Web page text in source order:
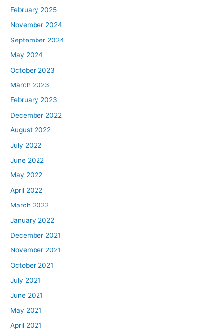
February 2025
November 2024
September 2024
May 2024
October 2023
March 2023
February 2023
December 2022
August 2022
July 2022
June 2022
May 2022
April 2022
March 2022
January 2022
December 2021
November 2021
October 2021
July 2021
June 2021
May 2021
April 2021